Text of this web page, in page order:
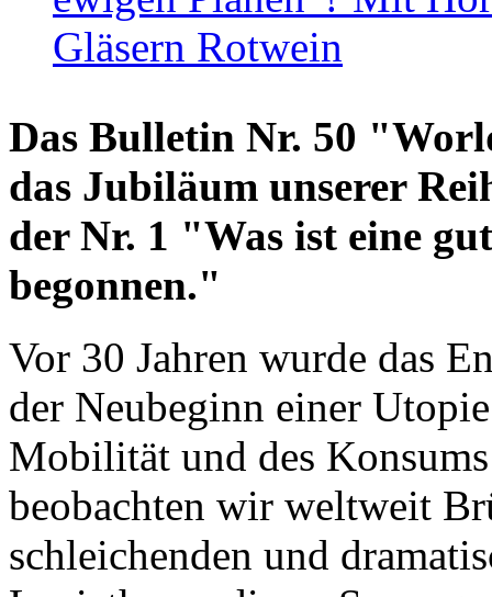
Gläsern Rotwein
Das Bulletin Nr. 50
das Jubiläum unserer
der Nr. 1 "Was ist eine
begonnen."
Vor 30 Jahren wurde das
der Neubeginn einer
Mobilität und des
beobachten wir weltweit
schleichenden und